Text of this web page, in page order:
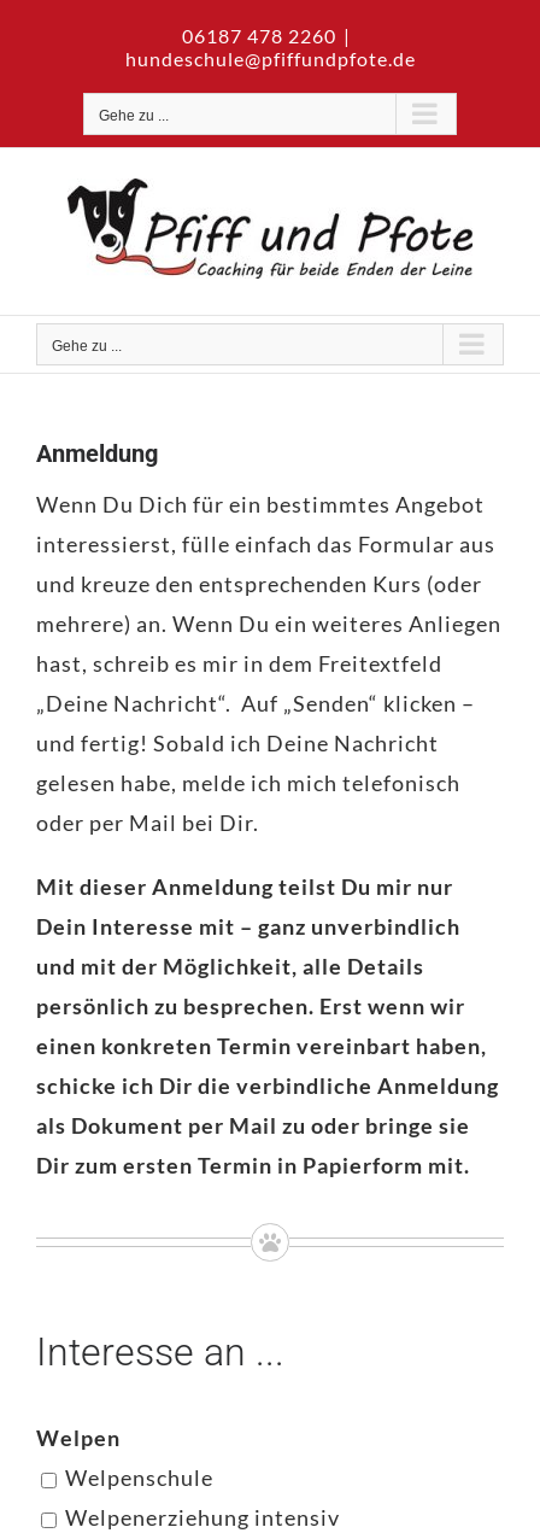
springen
06187 478 2260 |
hundeschule@pfiffundpfote.de
Gehe zu ...
Gehe zu ...
Anmeldung
Wenn Du Dich für ein bestimmtes Angebot
interessierst, fülle einfach das Formular aus
und kreuze den entsprechenden Kurs (oder
mehrere) an. Wenn Du ein weiteres Anliegen
hast, schreib es mir in dem Freitextfeld
„Deine Nachricht“. Auf „Senden“ klicken –
und fertig! Sobald ich Deine Nachricht
gelesen habe, melde ich mich telefonisch
oder per Mail bei Dir.
Mit dieser Anmeldung teilst Du mir nur
Dein Interesse mit – ganz unverbindlich
und mit der Möglichkeit, alle Details
persönlich zu besprechen. Erst wenn wir
einen konkreten Termin vereinbart haben,
schicke ich Dir die verbindliche Anmeldung
als Dokument per Mail zu oder bringe sie
Dir zum ersten Termin in Papierform mit.
Interesse an ...
Welpen
Welpenschule
Welpenerziehung intensiv